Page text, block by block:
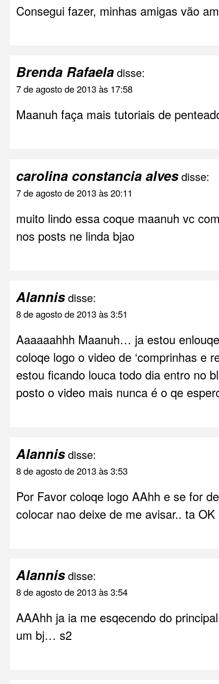
Consegui fazer, minhas amigas vão
Brenda Rafaeladisse:
7 de agosto de 2013 às 17:58
Maanuh faça mais tutoriais de
carolina constancia alvesdisse:
7 de agosto de 2013 às 20:11
muito lindo essa coque maanuh vc
nos posts ne linda bjao
Alannisdisse:
8 de agosto de 2013 às 3:51
Aaaaaahhh Maanuh… ja estou
coloqe logo o video de ‘comprinhas e
estou ficando louca todo dia entro no
posto o video mais nunca é o qe
Alannisdisse:
8 de agosto de 2013 às 3:53
Por Favor coloqe logo AAhh e se for
colocar nao deixe de me avisar.. ta OK
Alannisdisse:
8 de agosto de 2013 às 3:54
AAAhh ja ia me esqecendo do
um bj… s2